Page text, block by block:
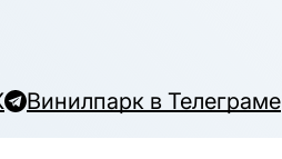
Винилпарк в Телеграме